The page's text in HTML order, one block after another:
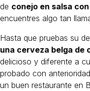
de conejo en salsa
encuentres algo tan
Hasta que pruebas su
una cerveza belga de
delicioso y diferente a
probado con
un buen restaurante en